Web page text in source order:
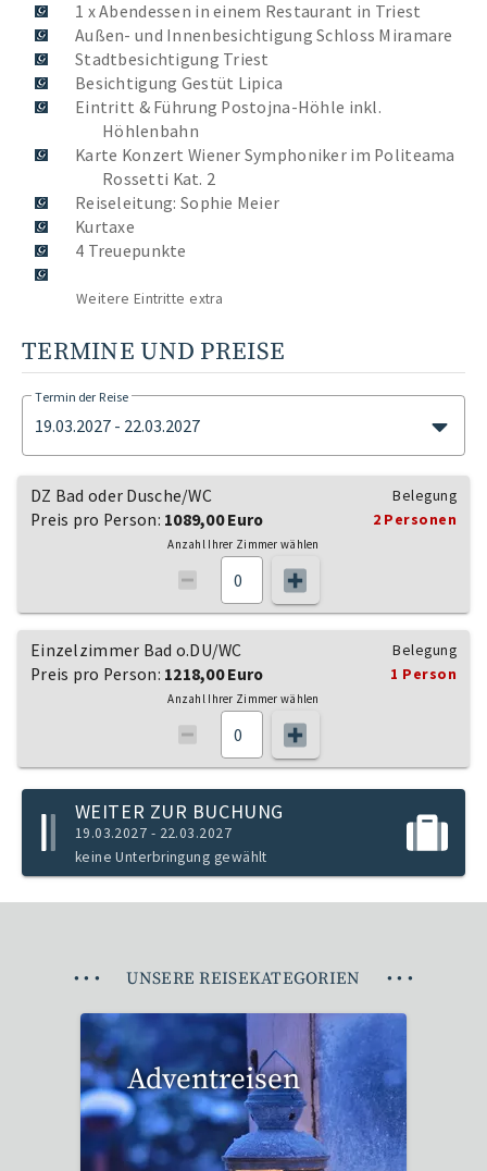
1 x Abendessen in einem Restaurant in Triest
Außen- und Innenbesichtigung Schloss Miramare
Stadtbesichtigung Triest
Besichtigung Gestüt Lipica
Eintritt & Führung Postojna-Höhle inkl.
Höhlenbahn
Karte Konzert Wiener Symphoniker im Politeama
Rossetti Kat. 2
Reiseleitung: Sophie Meier
Kurtaxe
4 Treuepunkte
Weitere Eintritte extra
TERMINE UND PREISE
Termin der Reise
19.03.2027 - 22.03.2027
DZ Bad oder Dusche/WC
Preis pro Person: 1089,00 Euro
Belegung
2 Personen
Anzahl Ihrer Zimmer wählen
Einzelzimmer Bad o.DU/WC
Preis pro Person: 1218,00 Euro
Belegung
1 Person
Anzahl Ihrer Zimmer wählen
WEITER ZUR BUCHUNG
19.03.2027 - 22.03.2027
keine Unterbringung gewählt
• • • UNSERE REISEKATEGORIEN • • •
Adventreisen